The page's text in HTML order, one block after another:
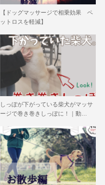
【ドッグマッサージで相乗効果 ペ
ットロスを軽減】
しっぽが下がっている柴犬がマッサ
ージで巻き巻きしっぽに！｜動…